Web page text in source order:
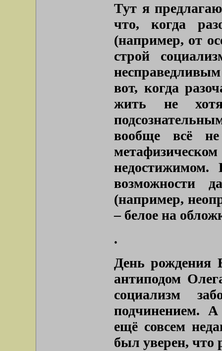
Тут я
что, когда
(например, от
строй
вот, когда
жить не
вообще всё
возможности
(например,
– белое на
.
День рождения
антиподом
социализм
подчинением.
ещё совсем
был уверен, что